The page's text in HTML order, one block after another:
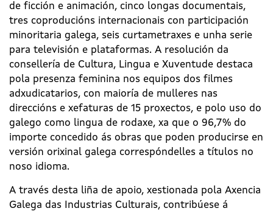
de ficción e animación, cinco longas documentais,
tres coproducións internacionais con participación
minoritaria galega, seis curtametraxes e unha serie
para televisión e plataformas. A resolución da
consellería de Cultura, Lingua e Xuventude destaca
pola presenza feminina nos equipos dos filmes
adxudicatarios, con maioría de mulleres nas
direccións e xefaturas de 15 proxectos, e polo uso do
galego como lingua de rodaxe, xa que o 96,7% do
importe concedido ás obras que poden producirse en
versión orixinal galega correspóndelles a títulos no
noso idioma.
A través desta liña de apoio, xestionada pola Axencia
Galega das Industrias Culturais, contribúese á